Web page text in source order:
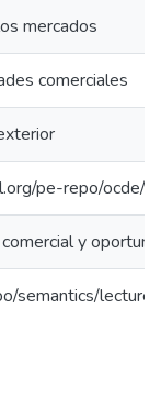
mercados
comerciales
pe-repo/ocde/
comercial y
semantics/lecture